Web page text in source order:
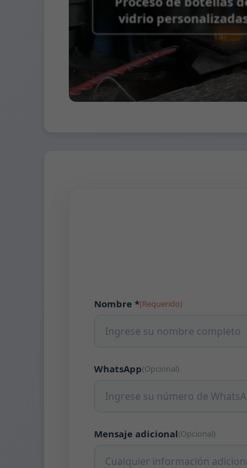
vidrio
Nombre *(Requerido)
WhatsApp(Opcional)
Mensaje adicional(Opcional)